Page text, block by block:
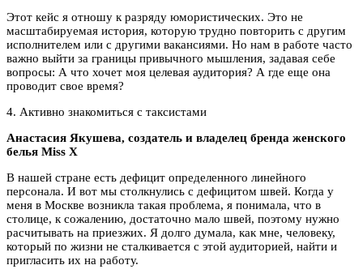
Этот кейс я отношу к разряду юмористических. Это не
масштабируемая история, которую трудно повторить с другим
исполнителем или с другими вакансиями. Но нам в работе часто
важно выйти за границы привычного мышления, задавая себе
вопросы: А что хочет моя целевая аудитория? А где еще она
проводит свое время?
4. Активно знакомиться с таксистами
Анастасия Якушева, создатель и владелец бренда женского
белья Miss X
В нашей стране есть дефицит определенного линейного
персонала. И вот мы столкнулись с дефицитом швей. Когда у
меня в Москве возникла такая проблема, я понимала, что в
столице, к сожалению, достаточно мало швей, поэтому нужно
расчитывать на приезжих. Я долго думала, как мне, человеку,
который по жизни не сталкивается с этой аудиторией, найти и
пригласить их на работу.